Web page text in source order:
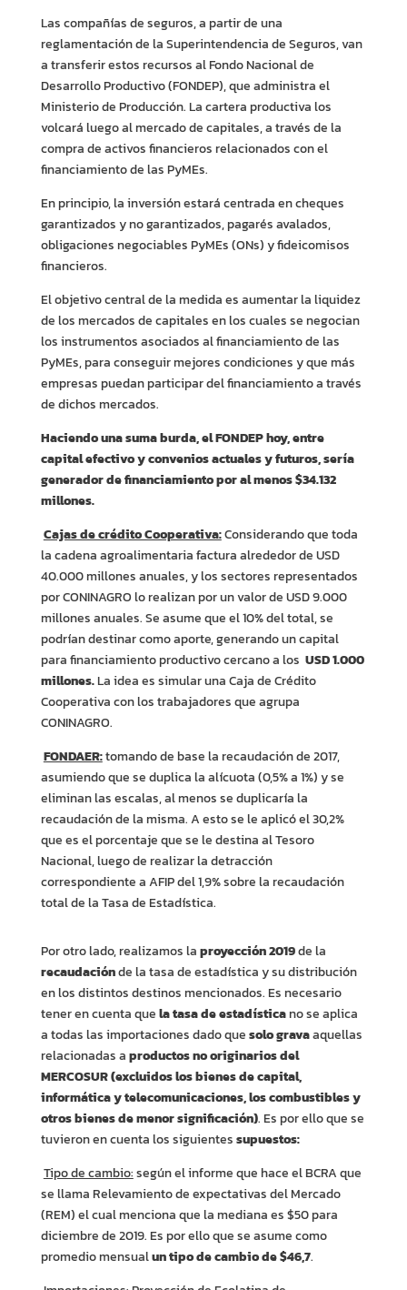
Las compañías de seguros, a partir de una
reglamentación de la Superintendencia de Seguros, van
a transferir estos recursos al Fondo Nacional de
Desarrollo Productivo (FONDEP), que administra el
Ministerio de Producción. La cartera productiva los
volcará luego al mercado de capitales, a través de la
compra de activos financieros relacionados con el
financiamiento de las PyMEs.
En principio, la inversión estará centrada en cheques
garantizados y no garantizados, pagarés avalados,
obligaciones negociables PyMEs (ONs) y fideicomisos
financieros.
El objetivo central de la medida es aumentar la liquidez
de los mercados de capitales en los cuales se negocian
los instrumentos asociados al financiamiento de las
PyMEs, para conseguir mejores condiciones y que más
empresas puedan participar del financiamiento a través
de dichos mercados.
Haciendo una suma burda, el FONDEP hoy, entre
capital efectivo y convenios actuales y futuros, sería
generador de financiamiento por al menos $34.132
millones.
Cajas de crédito Cooperativa:Considerando que toda
la cadena agroalimentaria factura alrededor de USD
40.000 millones anuales, y los sectores representados
por CONINAGRO lo realizan por un valor de USD 9.000
millones anuales. Se asume que el 10% del total, se
podrían destinar como aporte, generando un capital
para financiamiento productivo cercano a los USD 1.000
millones.La idea es simular una Caja de Crédito
Cooperativa con los trabajadores que agrupa
CONINAGRO.
FONDAER:tomando de base la recaudación de 2017,
asumiendo que se duplica la alícuota (0,5% a 1%) y se
eliminan las escalas, al menos se duplicaría la
recaudación de la misma. A esto se le aplicó el 30,2%
que es el porcentaje que se le destina al Tesoro
Nacional, luego de realizar la detracción
correspondiente a AFIP del 1,9% sobre la recaudación
total de la Tasa de Estadística.
Por otro lado, realizamos laproyección 2019de la
recaudaciónde la tasa de estadística y su distribución
en los distintos destinos mencionados. Es necesario
tener en cuenta quela tasa de estadísticano se aplica
a todas las importaciones dado quesolo gravaaquellas
relacionadas aproductos no originarios del
MERCOSUR (excluidos los bienes de capital,
informática y telecomunicaciones, los combustibles y
otros bienes de menor significación). Es por ello que se
tuvieron en cuenta los siguientessupuestos:
Tipo de cambio:según el informe que hace el BCRA que
se llama Relevamiento de expectativas del Mercado
(REM) el cual menciona que la mediana es $50 para
diciembre de 2019. Es por ello que se asume como
promedio mensualun tipo de cambio de $46,7.